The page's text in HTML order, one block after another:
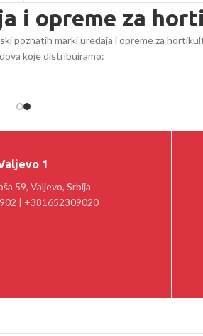
i opreme za
poznatih marki uređaja i opreme za
koje distribuiramo:
1
59, Valjevo, Srbija
| +381652309020